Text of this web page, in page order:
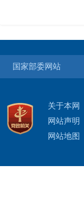
国家部委网站
关于本网
网站声明
网站地图